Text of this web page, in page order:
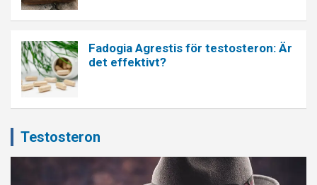
Fadogia Agrestis för testosteron: Är
det effektivt?
Testosteron